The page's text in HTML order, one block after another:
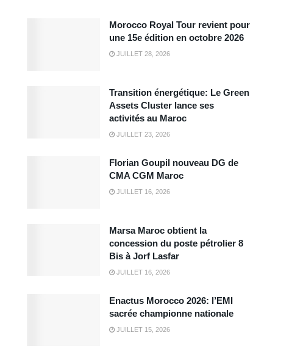
Morocco Royal Tour revient pour
une 15e édition en octobre 2026
JUILLET 28, 2026
Transition énergétique: Le Green
Assets Cluster lance ses
activités au Maroc
JUILLET 23, 2026
Florian Goupil nouveau DG de
CMA CGM Maroc
JUILLET 16, 2026
Marsa Maroc obtient la
concession du poste pétrolier 8
Bis à Jorf Lasfar
JUILLET 16, 2026
Enactus Morocco 2026: l’EMI
sacrée championne nationale
JUILLET 15, 2026